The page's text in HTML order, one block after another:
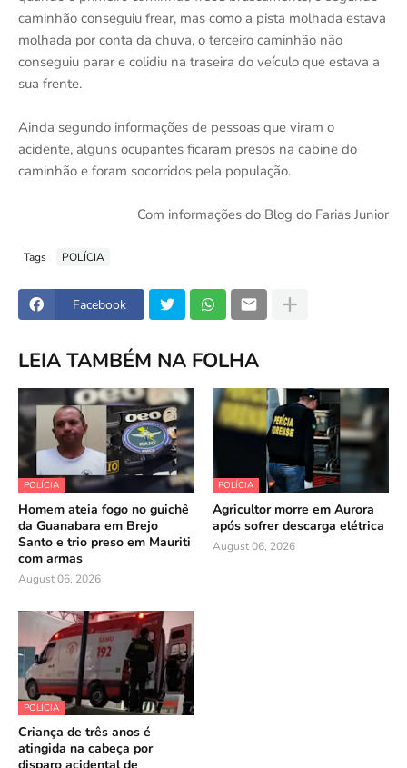
caminhão conseguiu frear, mas como a pista molhada estava
molhada por conta da chuva, o terceiro caminhão não
conseguiu parar e colidiu na traseira do veículo que estava a
sua frente.
Ainda segundo informações de pessoas que viram o
acidente, alguns ocupantes ficaram presos na cabine do
caminhão e foram socorridos pela população.
Com informações do Blog do Farias Junior
Tags POLÍCIA
Facebook
LEIA TAMBÉM NA FOLHA
POLÍCIA
Homem ateia fogo no guichê
da Guanabara em Brejo
Santo e trio preso em Mauriti
com armas
August 06, 2026
POLÍCIA
Agricultor morre em Aurora
após sofrer descarga elétrica
August 06, 2026
POLÍCIA
Criança de três anos é
atingida na cabeça por